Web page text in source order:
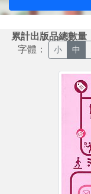
累計出版品總數量
字體： 小 中